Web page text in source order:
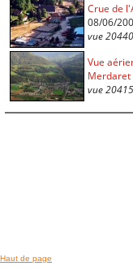
Crue de
08/06/
vue
Vue
Merdaret
vue
Haut de page